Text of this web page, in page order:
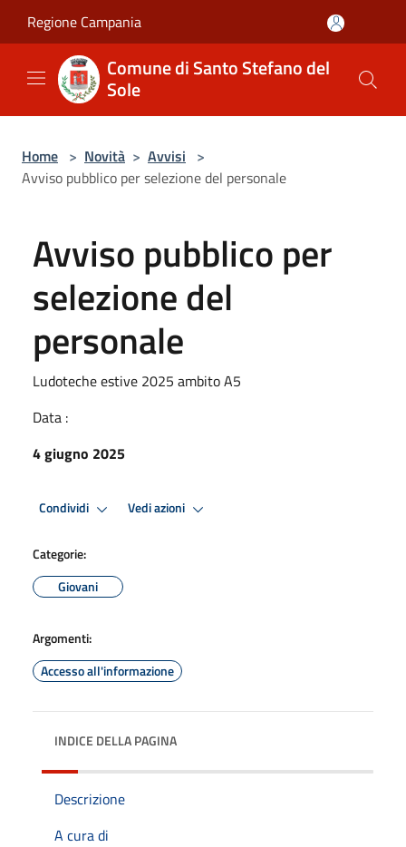
Regione Campania
Comune di Santo Stefano del
Sole
Home > Novità > Avvisi >
Avviso pubblico per selezione del personale
Avviso pubblico per
selezione del
personale
Ludoteche estive 2025 ambito A5
Data :
4 giugno 2025
Condividi Vedi azioni
Categorie:
Giovani
Argomenti:
Accesso all'informazione
INDICE DELLA PAGINA
Descrizione
A cura di